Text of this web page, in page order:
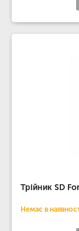
Трійник SD
Немає в